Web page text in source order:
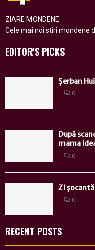
ZIARE MONDENE
Cele mai noi stiri mondene
EDITOR'S PICKS
Șerban
0
După
mama
0
Zi
0
RECENT POSTS